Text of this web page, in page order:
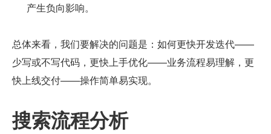
产生负向影响。
总体来看，我们要解决的问题是：如何更快开发迭代——
少写或不写代码，更快上手优化——业务流程易理解，更
快上线交付——操作简单易实现。
搜索流程分析